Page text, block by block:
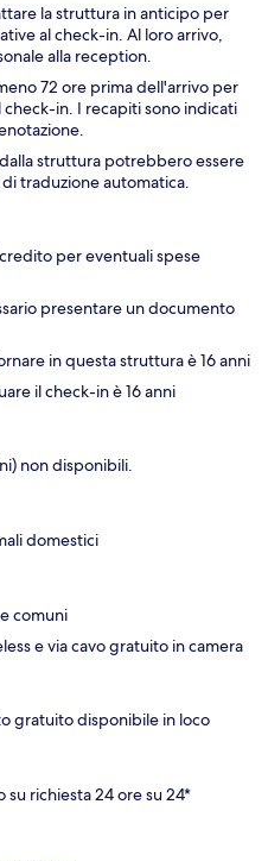
la struttura in anticipo per
al check-in. Al loro arrivo,
alla reception.
72 ore prima dell'arrivo per
in. I recapiti sono indicati
struttura potrebbero essere
traduzione automatica.
per eventuali spese
presentare un documento
in questa struttura è 16 anni
il check-in è 16 anni
non disponibili.
domestici
comuni
e via cavo gratuito in camera
gratuito disponibile in loco
richiesta 24 ore su 24*